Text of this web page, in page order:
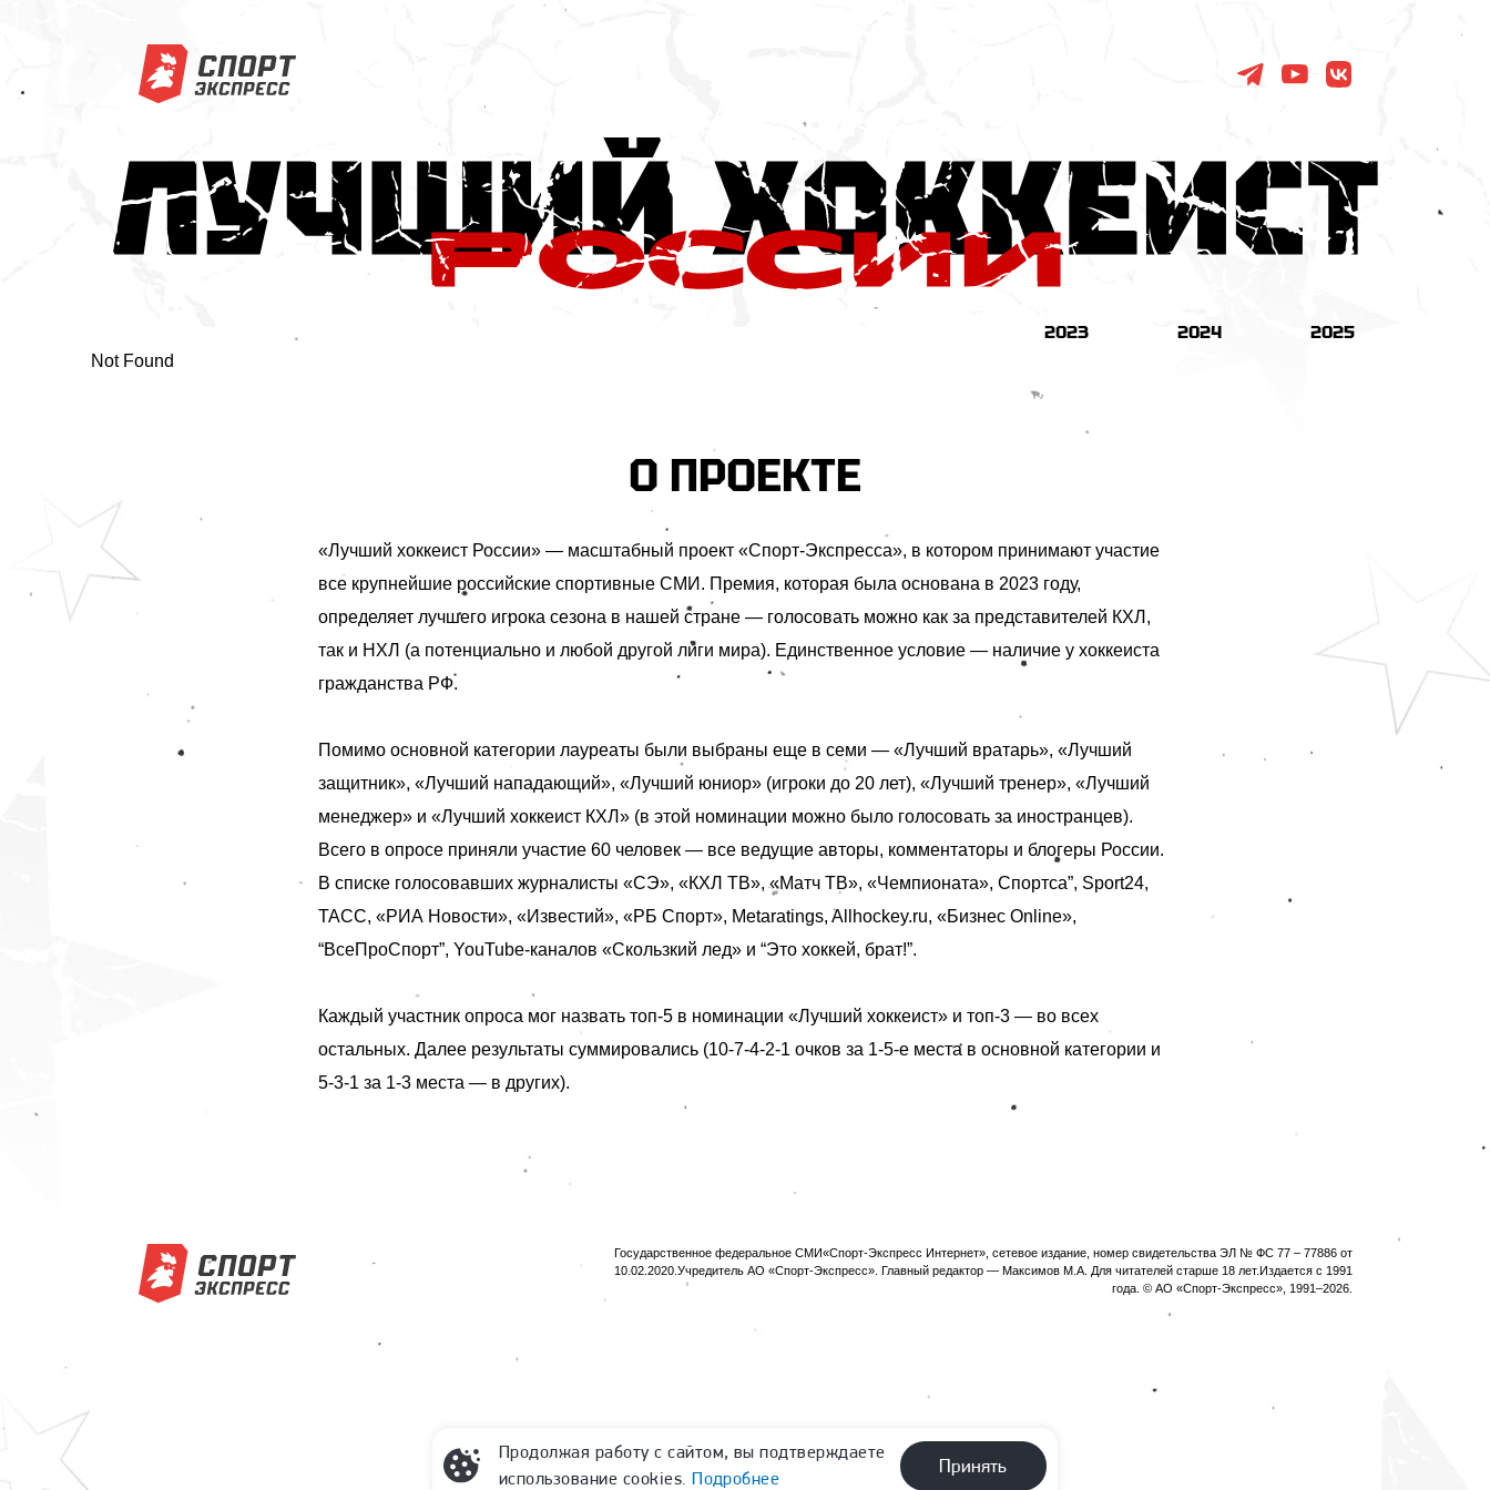
2023 2024 2025
Not Found
О ПРОЕКТЕ
«Лучший хоккеист России» — масштабный проект «Спорт-Экспресса», в котором принимают участие
все крупнейшие российские спортивные СМИ. Премия, которая была основана в 2023 году,
определяет лучшего игрока сезона в нашей стране — голосовать можно как за представителей КХЛ,
так и НХЛ (а потенциально и любой другой лиги мира). Единственное условие — наличие у хоккеиста
гражданства РФ.
Помимо основной категории лауреаты были выбраны еще в семи — «Лучший вратарь», «Лучший
защитник», «Лучший нападающий», «Лучший юниор» (игроки до 20 лет), «Лучший тренер», «Лучший
менеджер» и «Лучший хоккеист КХЛ» (в этой номинации можно было голосовать за иностранцев).
Всего в опросе приняли участие 60 человек — все ведущие авторы, комментаторы и блогеры России.
В списке голосовавших журналисты «СЭ», «КХЛ ТВ», «Матч ТВ», «Чемпионата», Cпортса”, Sport24,
ТАСС, «РИА Новости», «Известий», «РБ Спорт», Metaratings, Allhockey.ru, «Бизнес Online»,
“ВсеПроСпорт”, YouTube-каналов «Скользкий лед» и “Это хоккей, брат!”.
Каждый участник опроса мог назвать топ-5 в номинации «Лучший хоккеист» и топ-3 — во всех
остальных. Далее результаты суммировались (10-7-4-2-1 очков за 1-5-е места в основной категории и
5-3-1 за 1-3 места — в других).
Государственное федеральное СМИ«Спорт-Экспресс Интернет», сетевое издание, номер свидетельства ЭЛ № ФС 77 – 77886 от
10.02.2020.Учредитель АО «Спорт-Экспресс». Главный редактор — Максимов М.А. Для читателей старше 18 лет.Издается с 1991
года. © АО «Спорт-Экспресс», 1991–2026.
Продолжая работу с сайтом, вы подтверждаете
использование cookies.Подробнее
Принять